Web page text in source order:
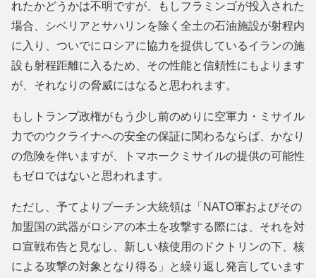
れたかどうかは不明ですが、もしフラミンゴが投入された
場合、シベリアとサハリンを除く全土の石油施設が射程内
に入り、ついでにロシアに協力を提供しているイランの施
設も射程距離に入るため、その性能と信頼性にもよります
が、それなりの脅威にはなると思われます。
もしトランプ政権がもう少し前のめりに空軍力・ミサイル
力でのウクライナへの安全の保証に関わるならば、かなり
の危険を伴いますが、トマホークミサイルの提供の可能性
もゼロではないと思われます。
ただし、予てよりプーチン大統領は「NATO軍およびその
加盟国の武器がロシアの本土を攻撃する際には、それを対
ロ宣戦布告と見なし、新しい核使用のドクトリンの下、核
による攻撃の対象となり得る」と繰り返し発言しています